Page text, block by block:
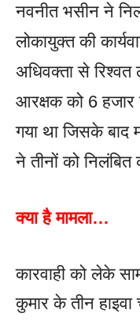
नवनीत भसीन ने
लोकायुक्त की
अधिवक्ता से रिश्वत
आरक्षक को 6 हजार
गया था जिसके बाद
ने तीनों को निलंबित
क्या है मामला…
कारवाही को लेके
कुमार के तीन